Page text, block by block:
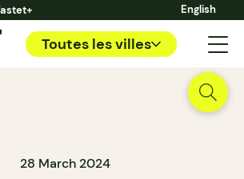
English
Toutes les villes
28 March 2024